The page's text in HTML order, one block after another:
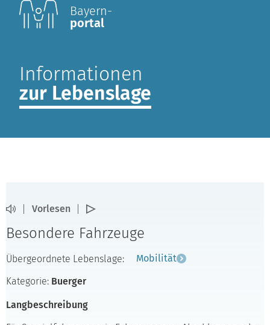
Bayern-
portal
Informationen
zur Lebenslage
Vorlesen
Besondere Fahrzeuge
Übergeordnete Lebenslage: Mobilität
Kategorie: Buerger
Langbeschreibung